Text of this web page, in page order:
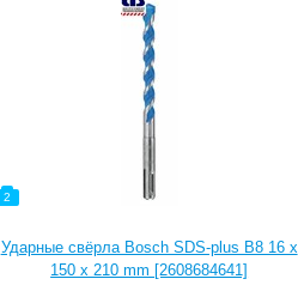
2
Ударные свёрла Bosch SDS-plus B8 16 x
150 x 210 mm [2608684641]